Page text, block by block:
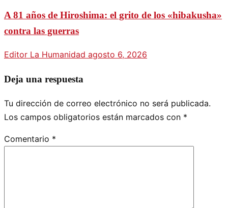
A 81 años de Hiroshima: el grito de los «hibakusha»
contra las guerras
Editor La Humanidad agosto 6, 2026
Deja una respuesta
Tu dirección de correo electrónico no será publicada.
Los campos obligatorios están marcados con *
Comentario *